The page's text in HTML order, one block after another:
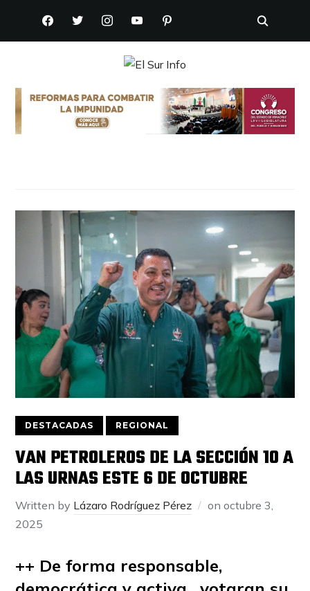
FACEBOOKTWITTERINSTAGRAMYOUTUBEPINTEREST
DESTACADAS REGIONAL
VAN PETROLEROS DE LA SECCIÓN 10 A
LAS URNAS ESTE 6 DE OCTUBRE
Written by Lázaro Rodríguez Pérez onoctubre 3,
2025
++ De forma responsable,